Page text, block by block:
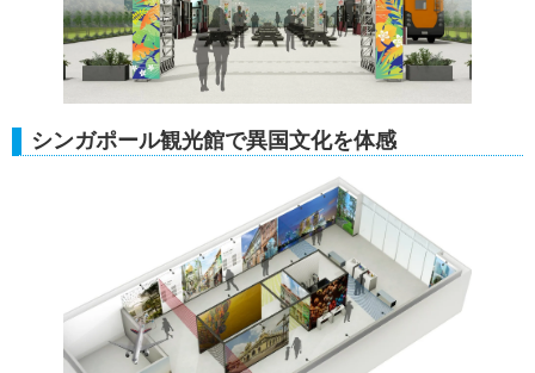
シンガポール観光館で異国文化を体感